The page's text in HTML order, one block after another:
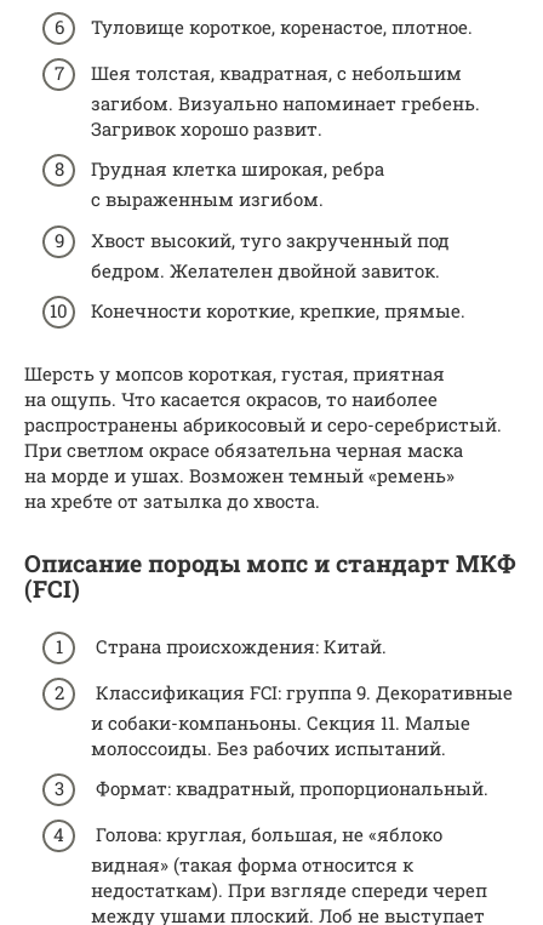
Туловище короткое, коренастое, плотное.
Шея толстая, квадратная, с небольшим
загибом. Визуально напоминает гребень.
Загривок хорошо развит.
Грудная клетка широкая, ребра
с выраженным изгибом.
Хвост высокий, туго закрученный под
бедром. Желателен двойной завиток.
Конечности короткие, крепкие, прямые.
Шерсть у мопсов короткая, густая, приятная
на ощупь. Что касается окрасов, то наиболее
распространены абрикосовый и серо-серебристый.
При светлом окрасе обязательна черная маска
на морде и ушах. Возможен темный «ремень»
на хребте от затылка до хвоста.
Описание породы мопс и стандарт МКФ
(FCI)
Страна происхождения: Китай.
Классификация FCI: группа 9. Декоративные
и собаки-компаньоны. Секция 11. Малые
молоссоиды. Без рабочих испытаний.
Формат: квадратный, пропорциональный.
Голова: круглая, большая, не «яблоко
видная» (такая форма относится к
недостаткам). При взгляде спереди череп
между ушами плоский. Лоб не выступает